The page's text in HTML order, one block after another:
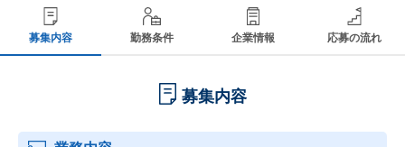
募集内容 勤務条件 企業情報 応募の流れ
募集内容